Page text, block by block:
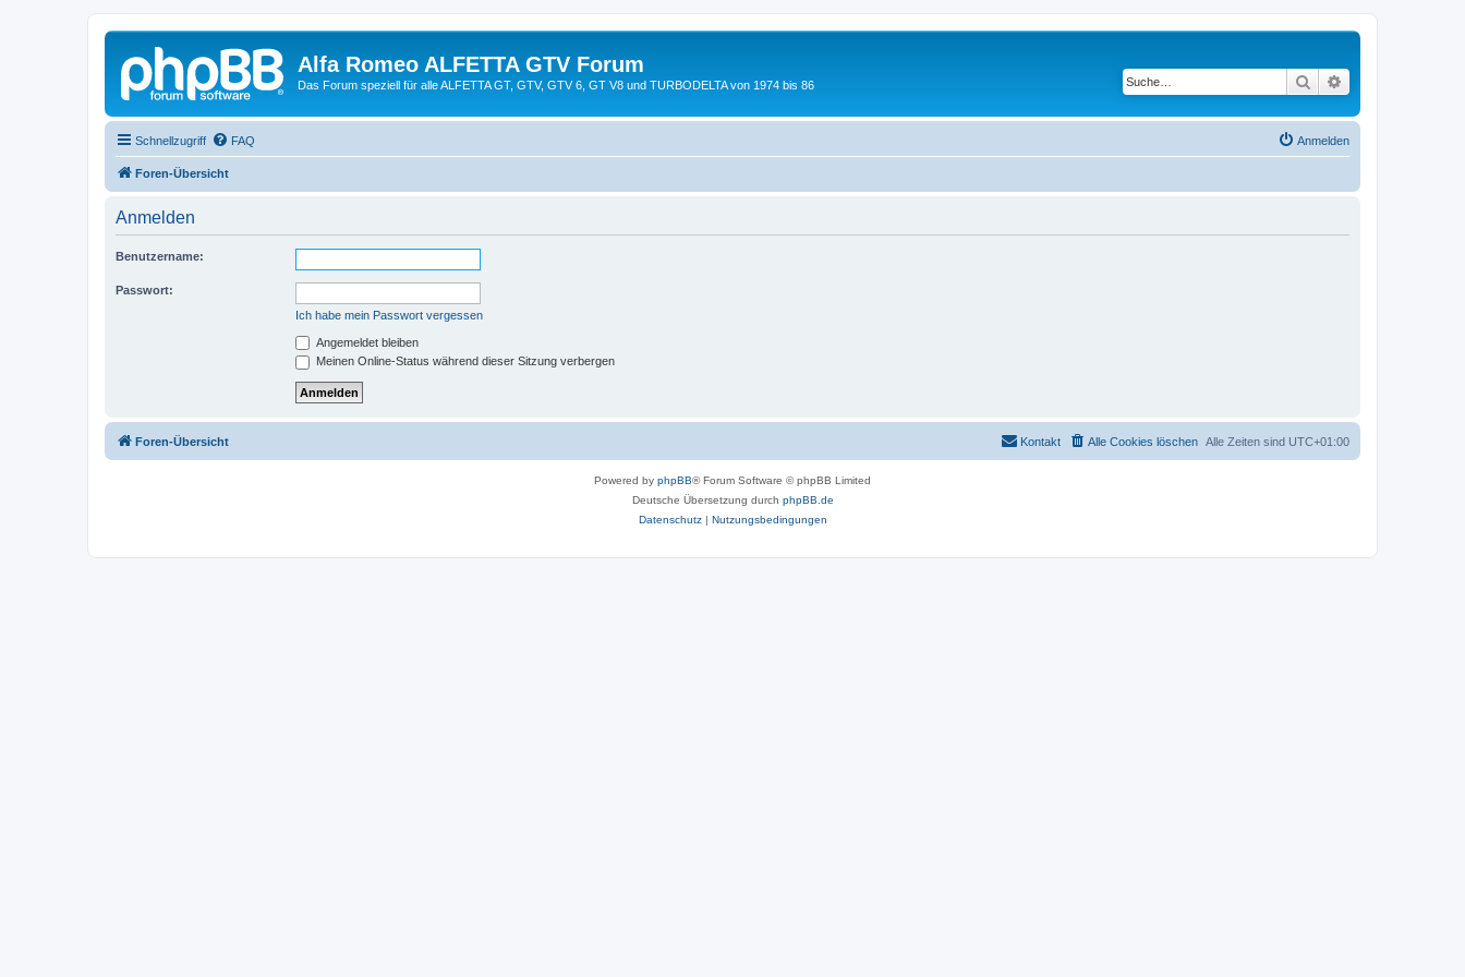
Alfa Romeo ALFETTA GTV Forum
Das Forum speziell für alle ALFETTA GT, GTV, GTV 6, GT V8 und TURBODELTA von 1974 bis 86 Suche
Schnellzugriff FAQ Anmelden
Foren-Übersicht
Anmelden
Benutzername:
Passwort:
Ich habe mein Passwort vergessen
Angemeldet bleiben
Meinen Online-Status während dieser Sitzung verbergen
Foren-Übersicht Alle Zeiten sind UTC+01:00
Alle Cookies löschen
Kontakt
Powered by phpBB® Forum Software © phpBB Limited
Deutsche Übersetzung durch phpBB.de
Datenschutz| Nutzungsbedingungen